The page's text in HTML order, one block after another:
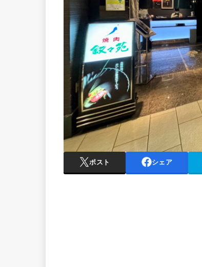
ポスト シェア